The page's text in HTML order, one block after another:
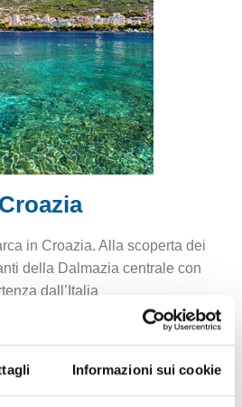
Informazioni sui cookie
Croazia
in Croazia. Alla scoperta dei
della Dalmazia centrale con
dall’Italia